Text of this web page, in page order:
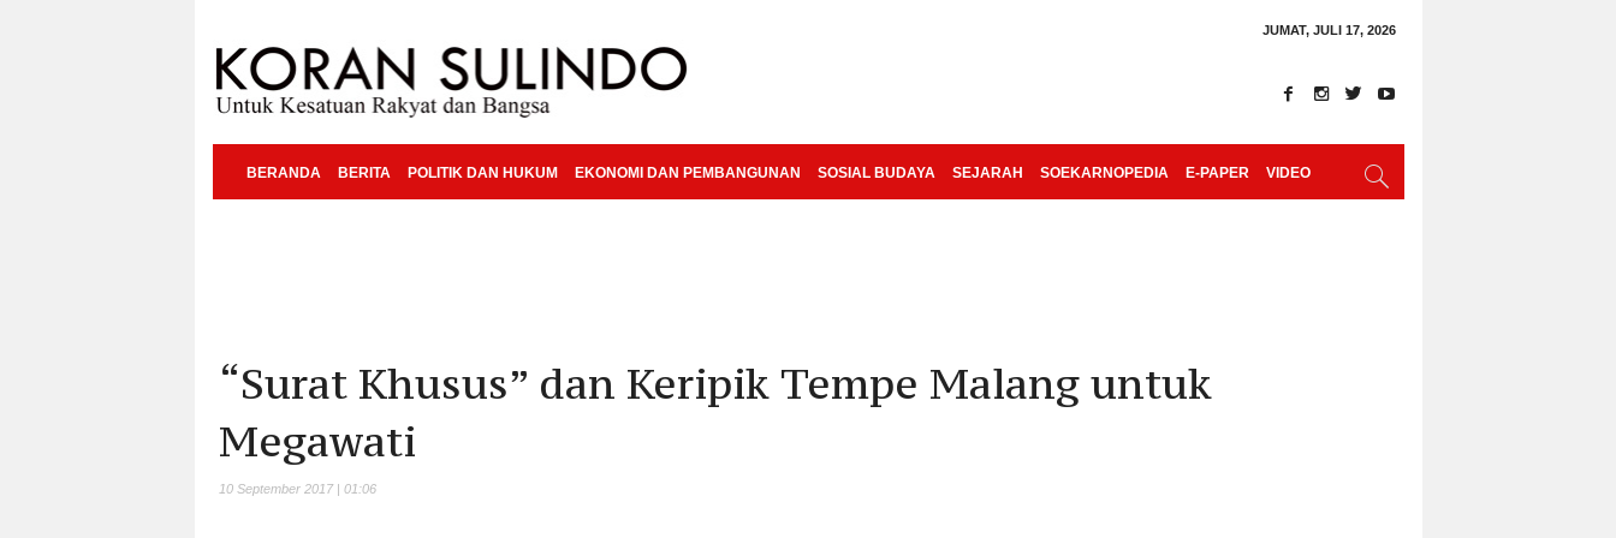
JUMAT, JULI 17, 2026
BERANDA BERITA POLITIK DAN HUKUM EKONOMI DAN PEMBANGUNAN SOSIAL BUDAYA SEJARAH SOEKARNOPEDIA E-PAPER VIDEO
“Surat Khusus” dan Keripik Tempe Malang untuk
Megawati
10 September 2017 | 01:06